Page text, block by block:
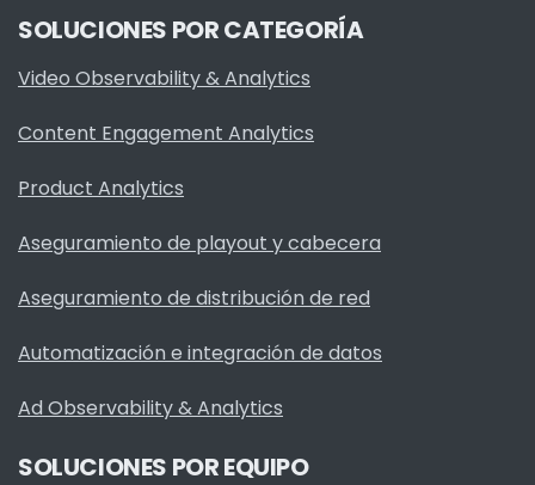
SOLUCIONES POR CATEGORÍA
Video Observability & Analytics
Content Engagement Analytics
Product Analytics
Aseguramiento de playout y cabecera
Aseguramiento de distribución de red
Automatización e integración de datos
Ad Observability & Analytics
SOLUCIONES POR EQUIPO